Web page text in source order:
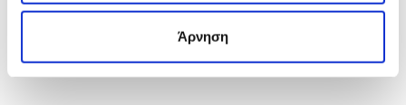
Άρνηση